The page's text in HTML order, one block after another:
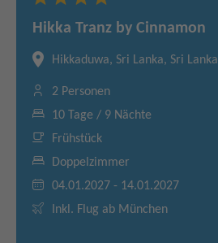
Hikka Tranz by Cinnamon
Hikkaduwa, Sri Lanka, Sri Lanka
2 Personen
10 Tage / 9 Nächte
Frühstück
Doppelzimmer
04.01.2027 - 14.01.2027
Inkl. Flug ab München